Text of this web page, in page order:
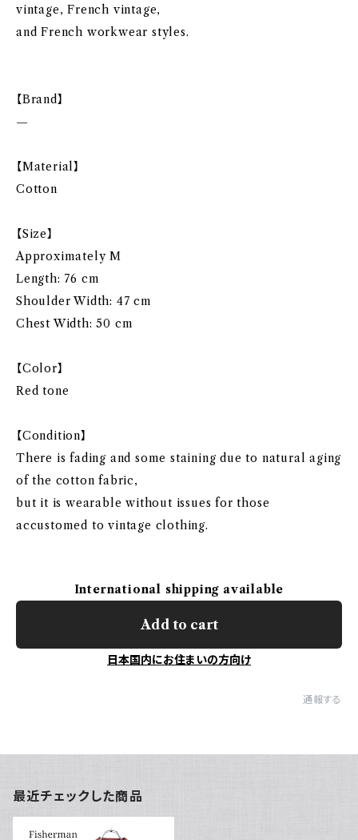
vintage, French vintage,
and French workwear styles.
【Brand】
—
【Material】
Cotton
【Size】
Approximately M
Length: 76 cm
Shoulder Width: 47 cm
Chest Width: 50 cm
【Color】
Red tone
【Condition】
There is fading and some staining due to natural aging
of the cotton fabric,
but it is wearable without issues for those
accustomed to vintage clothing.
International shipping available
Add to cart
日本国内にお住まいの方向け
通報する
最近チェックした商品